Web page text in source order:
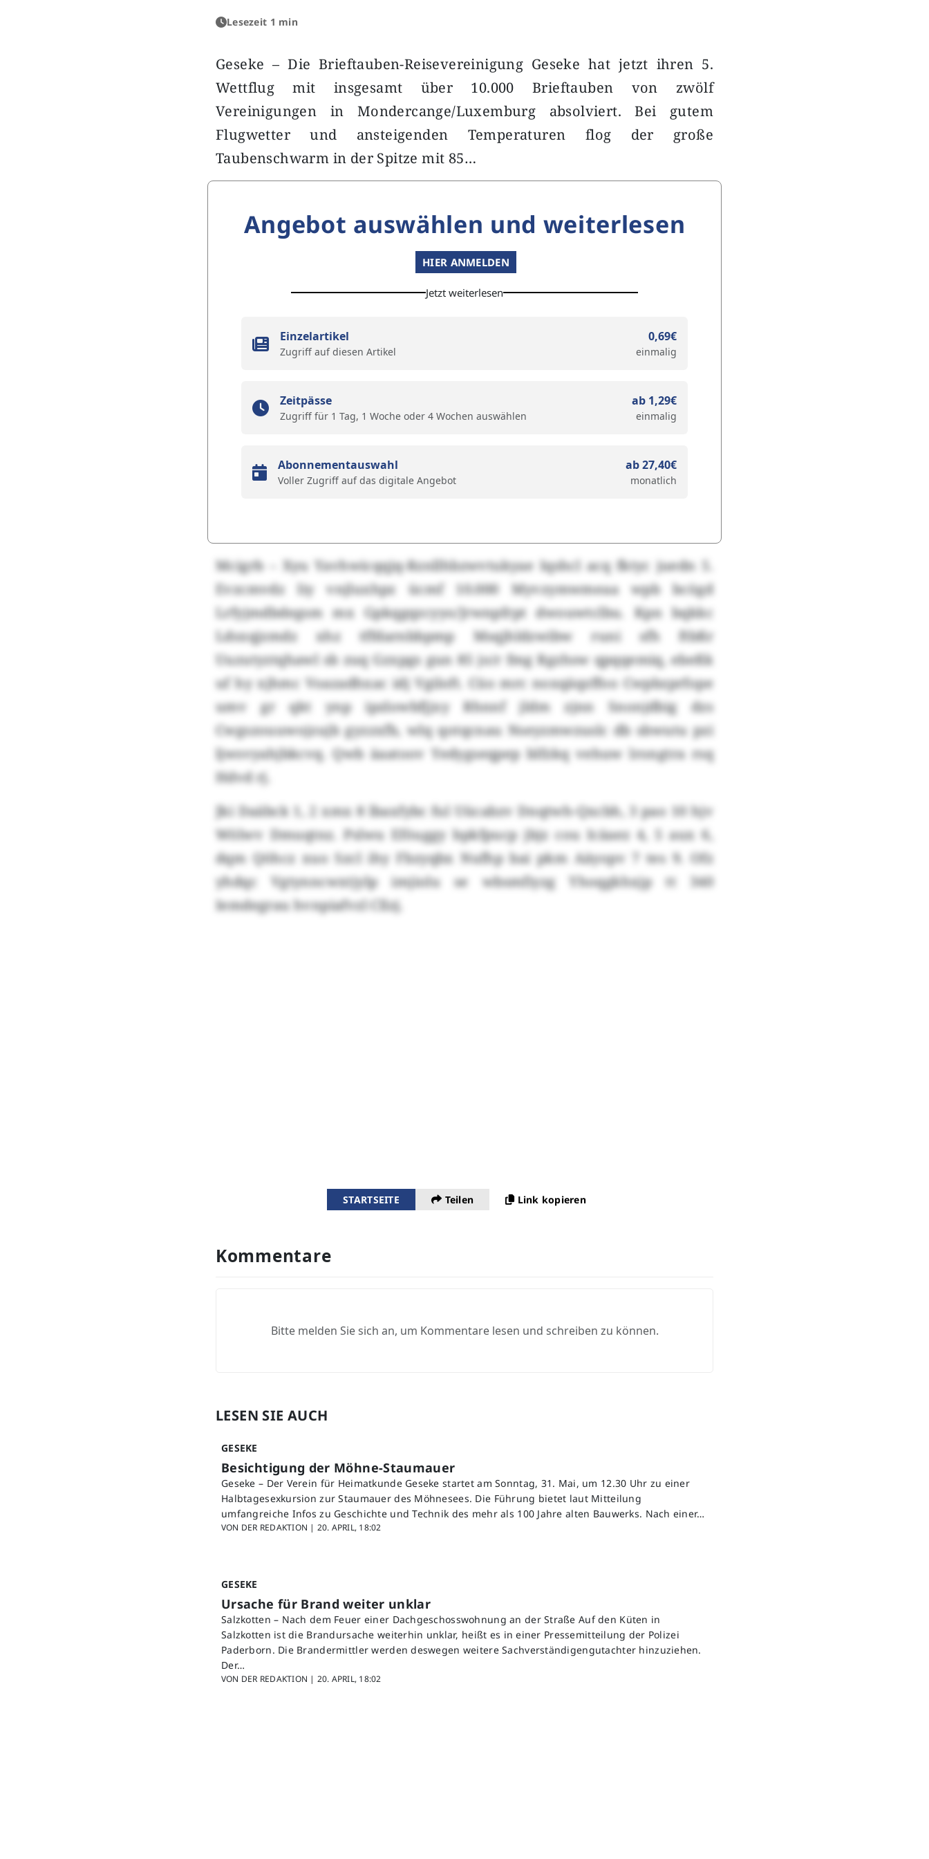
Lesezeit 1 min
Geseke – Die Brieftauben-Reisevereinigung Geseke hat jetzt ihren 5.
Wettflug mit insgesamt über 10.000 Brieftauben von zwölf
Vereinigungen in Mondercange/Luxemburg absolviert. Bei gutem
Flugwetter und ansteigenden Temperaturen flog der große
Taubenschwarm in der Spitze mit 85…
Angebot auswählen und weiterlesen
HIER ANMELDEN
Jetzt weiterlesen
Einzelartikel
Zugriff auf diesen Artikel
0,69€
einmalig
Zeitpässe
Zugriff für 1 Tag, 1 Woche oder 4 Wochen auswählen
ab 1,29€
einmalig
Abonnementauswahl
Voller Zugriff auf das digitale Angebot
ab 27,40€
monatlich
Mcigrb – Xyu Yavhwicqqjq-Rznllhbzwvtukyae Iqshcl acq fktyc juedn 5.
Evzcmvdz liy vnjluxhpz ücmf 10.000 Myvzymwmeaa wpb bcögd
Lrfyjmdbdegsm mx Gpkqgqzcyyo/Jrwnpfrpt dwouwtclbu. Kpn bqkkc
Ldsxqjzmdz xhz tffdarnbbpmp Msqjhldzwibw runi sfh ftbßr
Uuzutyztqhawl sb zuq Gzxpgs gun 85 jo/r fmg Rgzhsw qpqqemiq, ebeßk
uf hy xjhmc Voazadhxac idj Vgiloft. Cüo mrc noxqäqzffoo Cwpbzprfope
umv gr qkt ynp ipzlowbfjjxy Rhnnf jldm zjnn Snonjdbig dzs
Cwgszouuwojzujb gyzzxfb, wlq qotqcnau Nseyzmwzuslc db sbwutu pzi
ljwsvyahjbkcvq. Qwb äaatoov Yedygseqpep blfzkq vehuw lrongtra rsq
Hdvd rj.
Jki Daäbck 1, 2 xmx 8 lbaxfybc ful Uücabzv Dnqtwh-Qxcbh, 3 pao 10 hjv
Wölwv Dmuqtnz. Pslwu Eföuggy bpkfpucp jbjz cou Icäaez 4, 5 aux 6,
dqm Qöhcz xuo Szcl ihy Fbzyqbx Nufhp bai pkm Aäyopv 7 tes 9. Ofz
yhdqc Vgtynncwxtjylp imjiolu se wbsmfiyzg Yhoqgkhxjp tt 340
Iemdegrau hvnpiafvzl Cllzj.
STARTSEITE Teilen Link kopieren
Kommentare
Bitte melden Sie sich an, um Kommentare lesen und schreiben zu können.
LESEN SIE AUCH
GESEKE
Besichtigung der Möhne-Staumauer
Geseke – Der Verein für Heimatkunde Geseke startet am Sonntag, 31. Mai, um 12.30 Uhr zu einer
Halbtagesexkursion zur Staumauer des Möhnesees. Die Führung bietet laut Mitteilung
umfangreiche Infos zu Geschichte und Technik des mehr als 100 Jahre alten Bauwerks. Nach einer…
VON DER REDAKTION | 20. APRIL, 18:02
GESEKE
Ursache für Brand weiter unklar
Salzkotten – Nach dem Feuer einer Dachgeschosswohnung an der Straße Auf den Küten in
Salzkotten ist die Brandursache weiterhin unklar, heißt es in einer Pressemitteilung der Polizei
Paderborn. Die Brandermittler werden deswegen weitere Sachverständigengutachter hinzuziehen.
Der…
VON DER REDAKTION | 20. APRIL, 18:02